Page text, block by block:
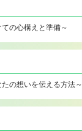
の心構えと準備～
の想いを伝える方法～